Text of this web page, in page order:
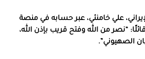
علي خامنئي، عبر حسابه في منصة
“نصر من الله وفتح قريب بإذن الله،
الصهيوني”.